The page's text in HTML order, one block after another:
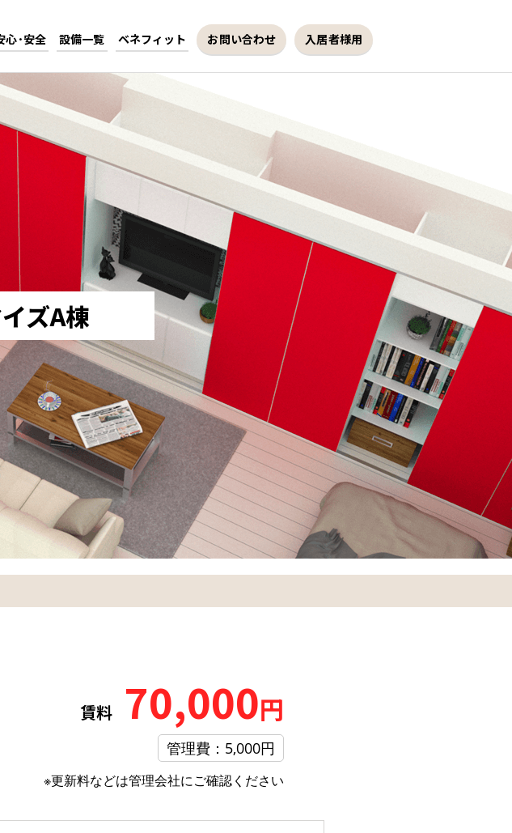
心･安全 設備一覧 ベネフィット お問い合わせ 入居者様用
ズA棟
賃料 70,000円
管理費：5,000円
※更新料などは管理会社にご確認ください